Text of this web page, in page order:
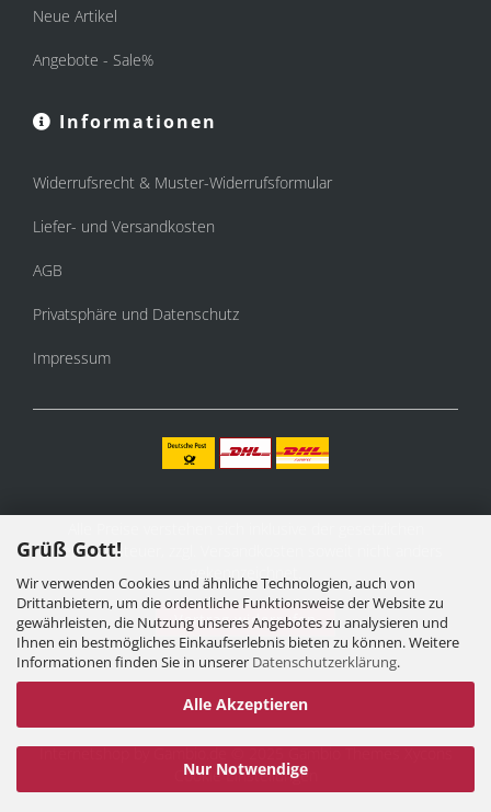
Grüß Gott!
Wir verwenden Cookies und ähnliche Technologien, auch von
Drittanbietern, um die ordentliche Funktionsweise der Website zu
gewährleisten, die Nutzung unseres Angebotes zu analysieren und
Ihnen ein bestmögliches Einkaufserlebnis bieten zu können. Weitere
Informationen finden Sie in unserer Datenschutzerklärung.
Alle Akzeptieren
Nur Notwendige
Neue Artikel
Angebote - Sale%
Informationen
Widerrufsrecht & Muster-Widerrufsformular
Liefer- und Versandkosten
AGB
Privatsphäre und Datenschutz
Impressum
Mehrwertsteuer, zzgl.
gekennzeichnet.
Vertrag widerrufen
Internetshopby Gambio.de © 2025 Gambio ThemesXycons
Cookie Einstellungen